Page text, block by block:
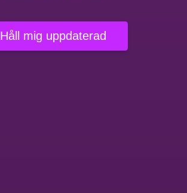
Håll mig uppdaterad